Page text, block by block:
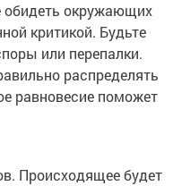
обидеть окружающих
критикой. Будьте
или перепалки.
распределять
равновесие поможет
Происходящее будет